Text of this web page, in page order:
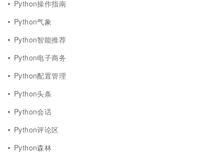
Python操作指南
Python气象
Python智能推荐
Python电子商务
Python配置管理
Python头条
Python会话
Python评论区
Python森林